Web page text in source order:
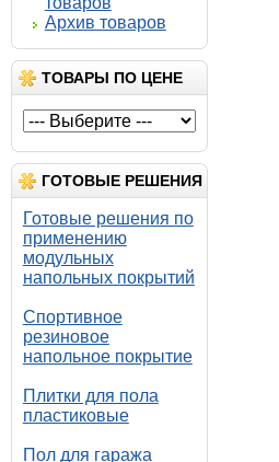
Архив товаров
ТОВАРЫ ПО ЦЕНЕ
ГОТОВЫЕ РЕШЕНИЯ
Готовые решения по
применению
модульных
напольных покрытий
Спортивное
резиновое
напольное покрытие
Плитки для пола
пластиковые
Пол для гаража